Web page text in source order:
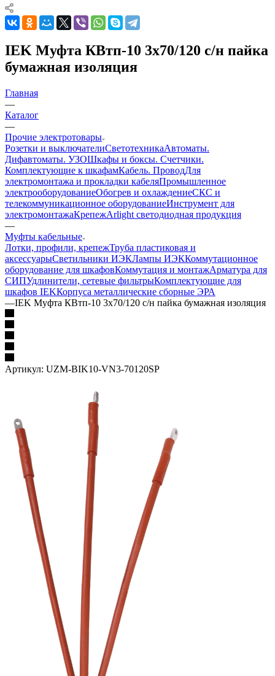
IEK Муфта КВтп-10 3х70/120 с/н пайка
бумажная изоляция
Главная
—
Каталог
—
Прочие электротовары
Розетки и выключателиСветотехникаАвтоматы.
Дифавтоматы. УЗОШкафы и боксы. Счетчики.
Комплектующие к шкафамКабель. ПроводДля
электромонтажа и прокладки кабеляПромышленное
электрооборудованиеОбогрев и охлаждениеСКС и
телекоммуникационное оборудованиеИнструмент для
электромонтажаКрепежArlight светодиодная продукция
—
Муфты кабельные
Лотки, профили, крепежТруба пластиковая и
аксессуарыСветильники ИЭКЛампы ИЭККоммутационное
оборудование для шкафовКоммутация и монтажАрматура для
СИПУдлинители, сетевые фильтрыКомплектующие для
шкафов IEKКорпуса металлические сборные ЭРА
—IEK Муфта КВтп-10 3х70/120 с/н пайка бумажная изоляция
Артикул: UZM-BIK10-VN3-70120SP